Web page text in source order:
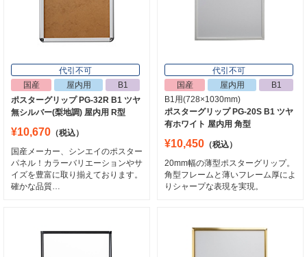
代引不可
国産
屋内用
B1
ポスターグリップ PG-32R B1 ツヤ
無シルバー(梨地調) 屋内用 R型
¥10,670 （税込）
国産メーカー、シンエイのポスター
パネル！カラーバリエーションやサ
イズを豊富に取り揃えております。
確かな品質…
代引不可
国産
屋内用
B1
B1用(728×1030mm)
ポスターグリップ PG-20S B1 ツヤ
有ホワイト 屋内用 角型
¥10,450 （税込）
20mm幅の薄型ポスターグリップ。
角型フレームと薄いフレーム厚によ
りシャープな表現を実現。